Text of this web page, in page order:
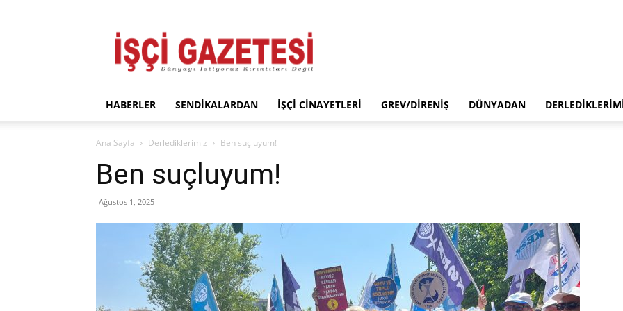
Gazetesi
HABERLER SENDIKALARDAN İŞÇI CINAYETLERI GREV/DIRENIŞ DÜNYADAN
Ana Sayfa Derlediklerimiz Ben suçluyum!
Ben suçluyum!
Ağustos 1, 2025